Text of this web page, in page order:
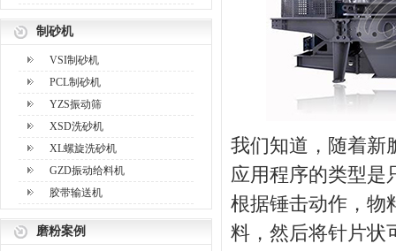
制砂机
VSI制砂机
PCL制砂机
YZS振动筛
XSD洗砂机
XL螺旋洗砂机
GZD振动给料机
胶带输送机
磨粉案例
我们知道，随着新
应用程序的类型是
根据锤击动作，物
料，然后将针片状